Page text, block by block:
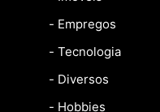
- Empregos
- Tecnologia
- Diversos
- Hobbies